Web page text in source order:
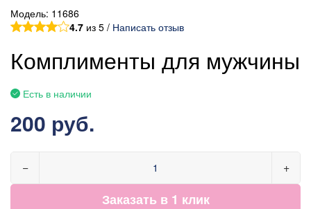
Модель: 11686
4.7 из 5 / Написать отзыв
Комплименты для мужчины
Есть в наличии
200 руб.
− +
Заказать в 1 клик